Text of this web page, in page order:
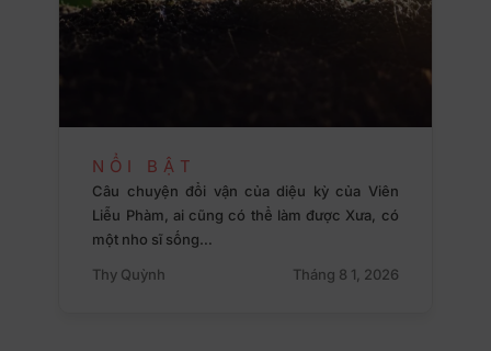
NỔI BẬT
Câu chuyện đổi vận của diệu kỳ của Viên
Liễu Phàm, ai cũng có thể làm được Xưa, có
một nho sĩ sống…
Thy Quỳnh
Tháng 8 1, 2026